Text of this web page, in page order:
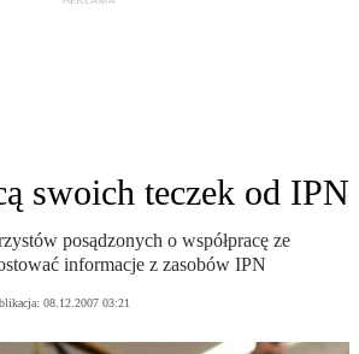
swoich teczek od IPN
posądzonych o współpracę ze
informacje z zasobów IPN
08.12.2007 03:21